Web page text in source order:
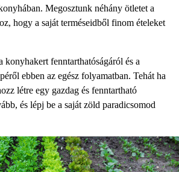
Megosztunk néhány ötletet a
hogy a saját terméseidből finom ételeket
konyhakert fenntarthatóságáról és a
ebben az egész folyamatban. Tehát ha
létre egy gazdag és fenntartható
és lépj be a saját zöld paradicsomod